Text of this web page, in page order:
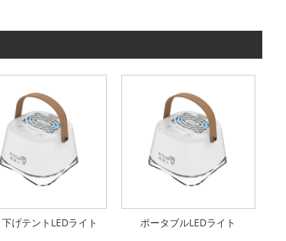
げテントLEDライト ポータブルLEDライト